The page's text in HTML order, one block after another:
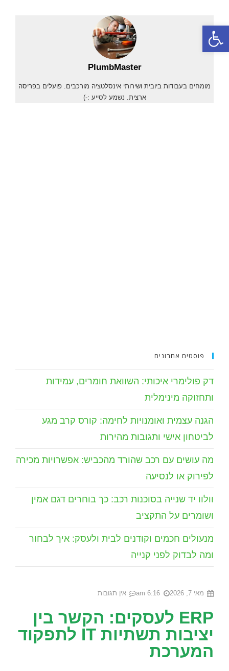
פתח סרגל נגישות
מאי 7, 2026 6:16 am אין תגובות
ERP לעסקים: הקשר בין
יציבות תשתיות IT לתפקוד
המערכת
PlumbMaster
מומחים בעבודות ביובית ושירותי אינסלטציה מורכבים. פועלים בפריסה
ארצית. נשמע לסייע :-)
פוסטים אחרונים
דק פולימרי איכותי: השוואת חומרים, עמידות
ותחזוקה מינימלית
הגנה עצמית ואומנויות לחימה: קורס קרב מגע
לביטחון אישי ותגובות מהירות
מה עושים עם רכב שהורד מהכביש: אפשרויות מכירה
לפירוק או לנסיעה
וולוו יד שנייה בסוכנות רכב: כך בוחרים דגם אמין
ושומרים על התקציב
מנעולים חכמים וקודנים לבית ולעסק: איך לבחור
ומה לבדוק לפני קנייה